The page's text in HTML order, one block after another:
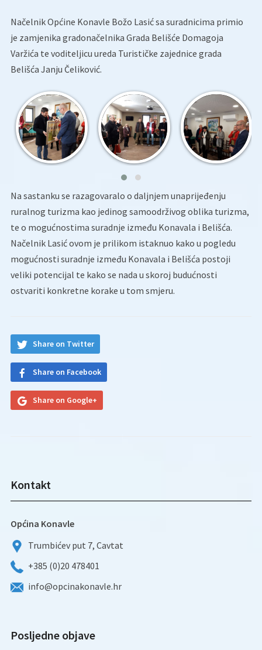
Načelnik Općine Konavle Božo Lasić sa suradnicima primio
je zamjenika gradonačelnika Grada Belišće Domagoja
Varžića te voditeljicu ureda Turističke zajednice grada
Belišća Janju Čeliković.
Na sastanku se razagovaralo o daljnjem unaprijeđenju
ruralnog turizma kao jedinog samoodrživog oblika turizma,
te o mogućnostima suradnje između Konavala i Belišća.
Načelnik Lasić ovom je prilikom istaknuo kako u pogledu
mogućnosti suradnje između Konavala i Belišća postoji
veliki potencijal te kako se nada u skoroj budućnosti
ostvariti konkretne korake u tom smjeru.
Share on Twitter
Share on Facebook
Share on Google+
Kontakt
Općina Konavle
Trumbićev put 7, Cavtat
+385 (0)20 478401
info@opcinakonavle.hr
Posljedne objave